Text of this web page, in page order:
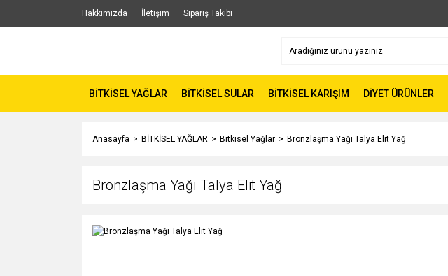
Hakkımızda İletişim Sipariş Takibi
BİTKİSEL YAĞLAR BİTKİSEL SULAR BİTKİSEL KARIŞIM DİYET ÜRÜNLER
Anasayfa BİTKİSEL YAĞLAR Bitkisel Yağlar Bronzlaşma Yağı Talya Elit Yağ
Bronzlaşma Yağı Talya Elit Yağ